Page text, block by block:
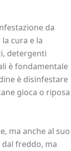
da
cura e la
detergenti
è fondamentale
è disinfestare
gioca o riposa
ma anche al suo
freddo, ma